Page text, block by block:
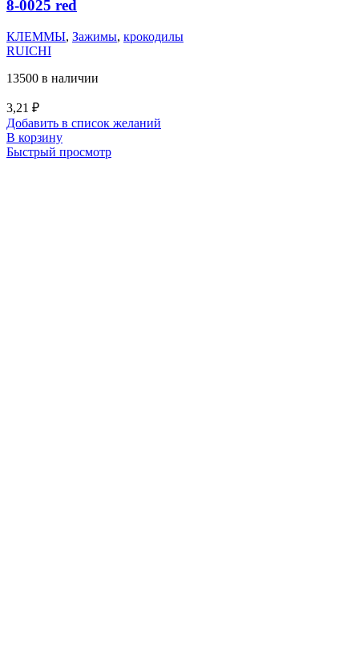
8-0025 red
КЛЕММЫ, Зажимы, крокодилы
RUICHI
13500 в наличии
3,21 ₽
Добавить в список желаний
В корзину
Быстрый просмотр